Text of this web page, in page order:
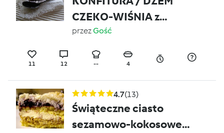
CZEKO-WIŚNIA z
RUMEM
przezGość
11 12 -- 4
4.7(13)
Świąteczne ciasto
sezamowo-kokosowe